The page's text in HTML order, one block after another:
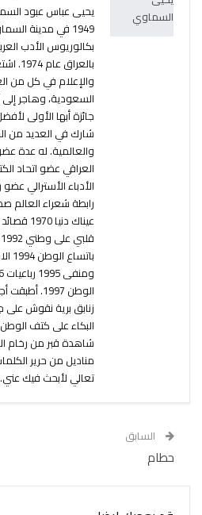
يحيى عباس عبود
1949 في مدينة
بكالوريوس الأدب
والإعلام في كل من
شارك في العديد من
والعالمية. له عدة
العراقي عضو اتحاد
الأدباء الأسترالي
رابطة شعراء العالم
الوطن
زنابق برية نقوش على
البكاء على كتف
شاهدة قبر من رخام
مناديل من حرير
تعالي لأبحث فيك
السابق
حطام